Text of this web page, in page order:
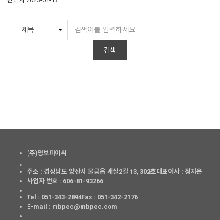
검색
(주)명보피이씨
주소 : 경상남도 양산시 물금읍 새실2길 13, 302호대표이사 : 정지은
사업자 번호 : 606-81-93266
Tel : 051-343-2894Fax : 051-342-2176
E-mail : mbpec@mbpec.com